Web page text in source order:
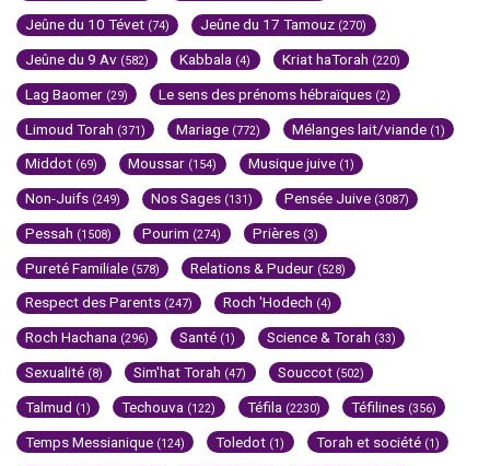
Jeûne du 10 Tévet (74) Jeûne du 17 Tamouz (270)
Jeûne du 9 Av (582) Kabbala (4) Kriat haTorah (220)
Lag Baomer (29) Le sens des prénoms hébraïques (2)
Limoud Torah (371) Mariage (772) Mélanges lait/viande (1)
Middot (69) Moussar (154) Musique juive (1)
Non-Juifs (249) Nos Sages (131) Pensée Juive (3087)
Pessah (1508) Pourim (274) Prières (3)
Pureté Familiale (578) Relations & Pudeur (528)
Respect des Parents (247) Roch 'Hodech (4)
Roch Hachana (296) Santé (1) Science & Torah (33)
Sexualité (8) Sim'hat Torah (47) Souccot (502)
Talmud (1) Techouva (122) Téfila (2230) Téfilines (356)
Temps Messianique (124) Toledot (1) Torah et société (1)